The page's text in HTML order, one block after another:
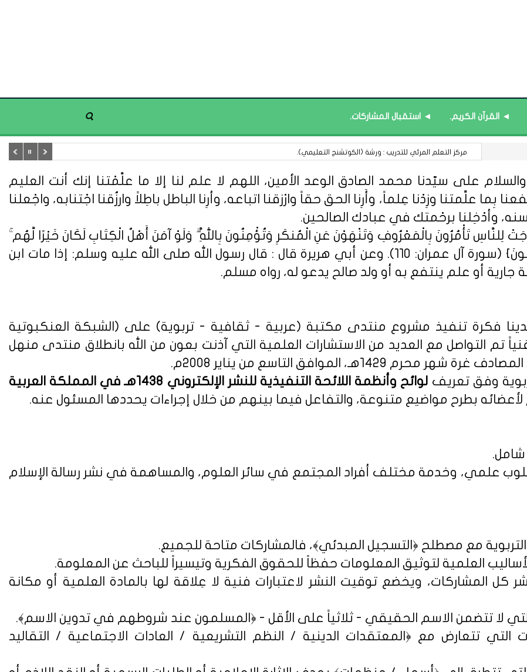
◄ القرآن الكريم. ◄ استقبال المشاركات.
قائمة محدَّثة : الأيام العالمية.
على سيّدنا محمد الصادق الوعد الأمين، اللهم لا علم لنا إلا ما علَّمْتنا إنك أنت العليم
بِما علَّمتنا وزِدْنا عِلماً، وأَرِنا الحق حقاً وارْزقنا اتباعه، وأرِنا الباطل باطِلاً وارزُقنا اجْتنابه، واجْعلنا
وأدْخِلنا برحْمتك في عبادك الصالحين.
لِلنَّاسِ تَأْمُرُونَ بِالْمَعْرُوفِ وَتَنْهَوْنَ عَنِ الْمُنكَرِ وَتُؤْمِنُونَ بِاللَّهِ ۗ وَلَوْ آمَنَ أَهْلُ الْكِتَابِ لَكَانَ خَيْرًا لَّهُم
مِّنْهُمُ الْمُؤْمِنُونَ وَأَكْثَرُهُمُ الْفَاسِقُونَ} (سورة آل عمران: 110). وعن أبي هريرة قال : قال رسول الله صلى الله عليه وسلم: إذا مات ابن
جارية أو علم ينتفع به أو ولد صالح يدعو له، رواه مسلم.
فكرة تنفيذ مشروع منتدى مكتبة (عربية - ثقافية - تربوية) على (الشبكة العنكبوتية
تم التواصل مع العديد من الاستشارات العلمية التي آذنت بعون من الله بانطلاق منتدى منهل
1429هـ، الموافق التاسع من يناير 2008م.
وفق تعريف
لوائح وأنظمة اللائحة التنفيذية للنشر الإلكتروني 1438هـ في المملكة العربية
بطرح مواضيع متنوعة، والتفاعل فيما بينهم من خلال إجراءات يحددها المسئول عنه.
شامل.
بأسلوب علمي، وخدمة مختلف أفراد المجتمع في سائر العلوم، والمساهمة في نشر رسالة الإسلام
كل المشاركات، ويخضع توقيت النشر لاعتبارات فنية لا عِلاقة لها بالمادة العلمية أو مكانة
تتعارض مع ﴿المعتقدات الدينية / النظم التشريعية / العادات الاجتماعية / التقاليد